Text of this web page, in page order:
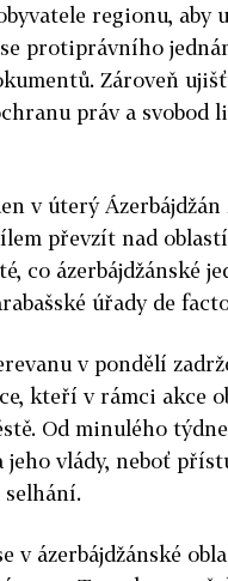
regionu, aby
protiprávního
Zároveň
práv a svobod
v úterý
převzít nad
co ázerbájdžánské
úřady de
v pondělí
kteří v rámci akce
Od minulého
jeho vlády, neboť
selhání.
v ázerbájdžánské